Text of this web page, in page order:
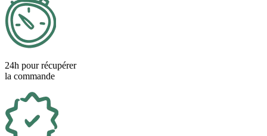
24h pour récupérer
la commande